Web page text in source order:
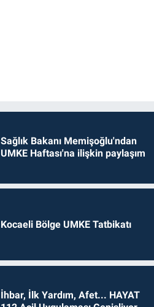
Sağlık Bakanı Memişoğlu'ndan
UMKE Haftası'na ilişkin paylaşım
Kocaeli Bölge UMKE Tatbikatı
İhbar, İlk Yardım, Afet... HAYAT